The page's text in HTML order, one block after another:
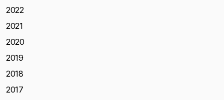
2022
2021
2020
2019
2018
2017